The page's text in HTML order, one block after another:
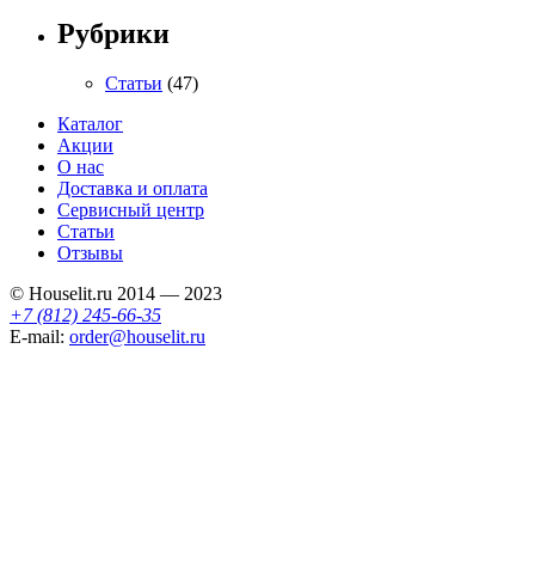
Рубрики
Статьи (47)
Каталог
Акции
О нас
Доставка и оплата
Сервисный центр
Статьи
Отзывы
© Houselit.ru 2014 — 2023
+7 (812) 245-66-35
E-mail: order@houselit.ru